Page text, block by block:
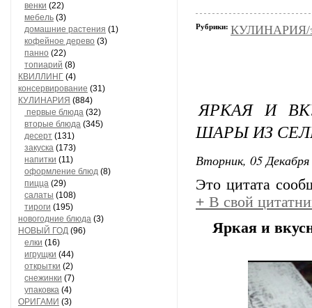
венки (22)
мебель (3)
домашние растения (1)
кофейное дерево (3)
панно (22)
топиарий (8)
КВИЛЛИНГ (4)
консервирование (31)
КУЛИНАРИЯ (884)
первые блюда (32)
вторые блюда (345)
десерт (131)
закуска (173)
напитки (11)
оформление блюд (8)
пицца (29)
салаты (108)
тироги (195)
новогодние блюда (3)
НОВЫЙ ГОД (96)
елки (16)
игрущки (44)
открытки (2)
снежинки (7)
упаковка (4)
ОРИГАМИ (3)
Рубрики: КУЛИНАРИЯ/
ЯРКАЯ И
ШАРЫ ИЗ
Вторник, 05
Это цитата
+ В свой
Яркая и